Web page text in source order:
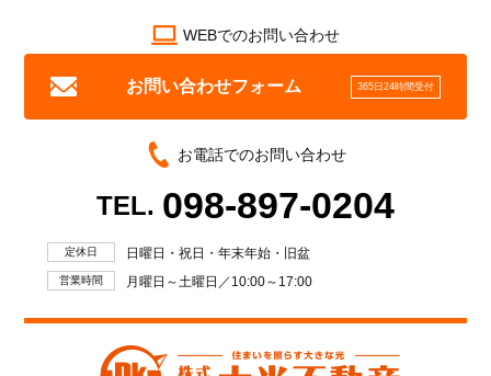
WEBでのお問い合わせ
お問い合わせフォーム 365日24時間受付
お電話でのお問い合わせ
TEL. 098-897-0204
定休日 日曜日・祝日・年末年始・旧盆
営業時間 月曜日～土曜日／10:00～17:00